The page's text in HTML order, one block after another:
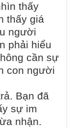
thấy
thấy giá
người
phải hiểu
cần sự
con người
Bạn đã
sự im
nhận.